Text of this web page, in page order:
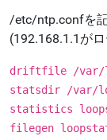
/etc/ntp.confを
(192.168.1.1が
driftfile /var/
statsdir /var/
statistics
filegen